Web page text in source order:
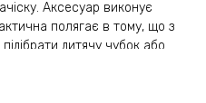
Аксесуар виконує
полягає в тому, що з
дитячу чубок або
– допомагає